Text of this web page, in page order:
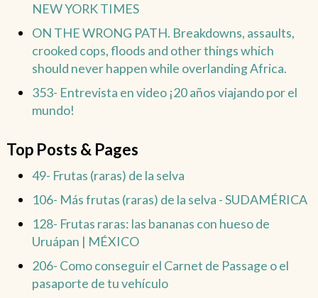
NEW YORK TIMES
ON THE WRONG PATH. Breakdowns, assaults,
crooked cops, floods and other things which
should never happen while overlanding Africa.
353- Entrevista en video ¡20 años viajando por el
mundo!
Top Posts & Pages
49- Frutas (raras) de la selva
106- Más frutas (raras) de la selva - SUDAMÉRICA
128- Frutas raras: las bananas con hueso de
Uruápan | MÉXICO
206- Como conseguir el Carnet de Passage o el
pasaporte de tu vehículo